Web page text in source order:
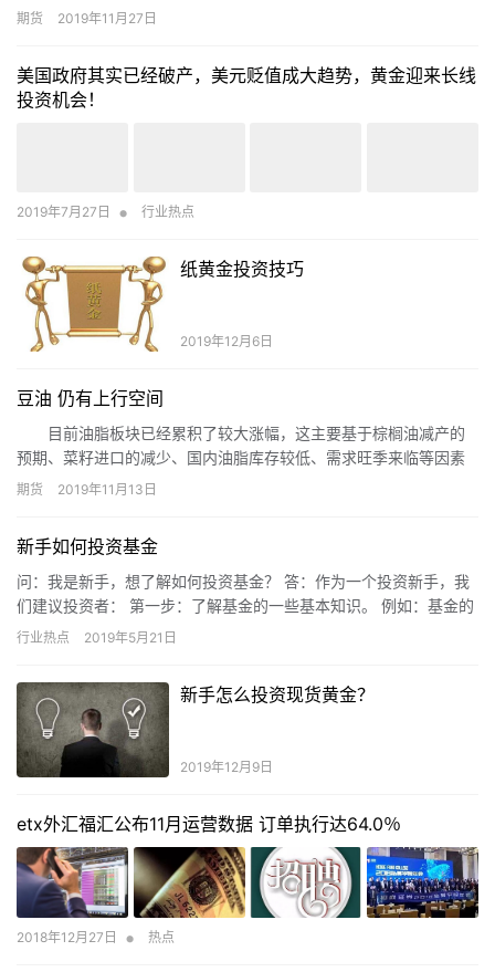
善，市场走出超预期行情。短期供需、库存等基本面因素，总体利
期货 2019年11月27日
美国政府其实已经破产，美元贬值成大趋势，黄金迎来长线
投资机会！
2019年7月27日 • 行业热点
纸黄金投资技巧
2019年12月6日
豆油 仍有上行空间
目前油脂板块已经累积了较大涨幅，这主要基于棕榈油减产的
预期、菜籽进口的减少、国内油脂库存较低、需求旺季来临等因素
的提振。展望后市，在油脂板块整体上行、大豆库存降低、豆油未
期货 2019年11月13日
新手如何投资基金
问：我是新手，想了解如何投资基金？ 答：作为一个投资新手，我
们建议投资者： 第一步：了解基金的一些基本知识。 例如：基金的
概念、类别、费用等。这些一般在基金公司的投资者教育园地里可…
行业热点 2019年5月21日
新手怎么投资现货黄金？
2019年12月9日
etx外汇福汇公布11月运营数据 订单执行达64.0％
2018年12月27日 • 热点